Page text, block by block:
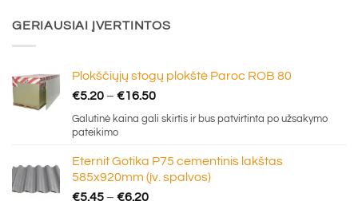
GERIAUSIAI ĮVERTINTOS
Plokščiųjų stogų plokštė Paroc ROB 80
€5.20 – €16.50Price
range:
€16.50
Galutinė kaina gali skirtis ir bus patvirtinta po užsakymo
pateikimo
Eternit Gotika P75 cementinis lakštas
585x920mm (įv. spalvos)
€5.45 – €6.20Price